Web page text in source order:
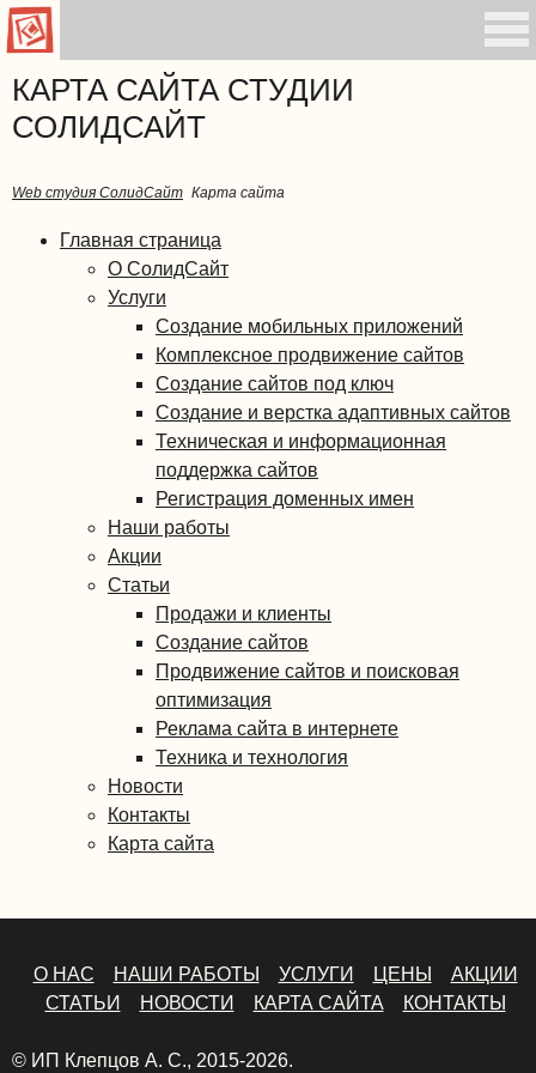
КАРТА САЙТА СТУДИИ
СОЛИДСАЙТ
Web студия СолидСайт Карта сайта
Главная страница
О СолидСайт
Услуги
Создание мобильных приложений
Комплексное продвижение сайтов
Создание сайтов под ключ
Создание и верстка адаптивных сайтов
Техническая и информационная
поддержка сайтов
Регистрация доменных имен
Наши работы
Акции
Статьи
Продажи и клиенты
Создание сайтов
Продвижение сайтов и поисковая
оптимизация
Реклама сайта в интернете
Техника и технология
Новости
Контакты
Карта сайта
О НАС НАШИ РАБОТЫ УСЛУГИ ЦЕНЫ
АКЦИИ
СТАТЬИ
НОВОСТИ КАРТА САЙТА КОНТАКТЫ
© ИП Клепцов А. С., 2015-2026.